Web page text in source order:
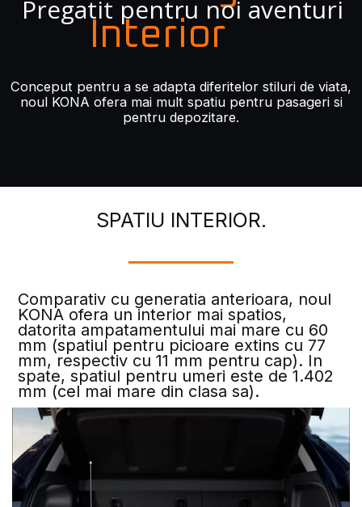
Pregatit pentru noi aventuri
Interior
Conceput pentru a se adapta diferitelor stiluri de viata,
noul KONA ofera mai mult spatiu pentru pasageri si
pentru depozitare.
SPATIU INTERIOR.
Comparativ cu generatia anterioara, noul
KONA ofera un interior mai spatios,
datorita ampatamentului mai mare cu 60
mm (spatiul pentru picioare extins cu 77
mm, respectiv cu 11 mm pentru cap). In
spate, spatiul pentru umeri este de 1.402
mm (cel mai mare din clasa sa).